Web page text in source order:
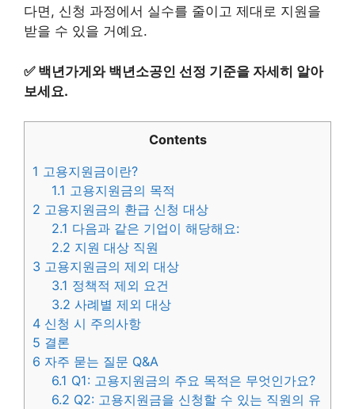
다면, 신청 과정에서 실수를 줄이고 제대로 지원을
받을 수 있을 거예요.
✅ 백년가게와 백년소공인 선정 기준을 자세히 알아
보세요.
Contents
1 고용지원금이란?
1.1 고용지원금의 목적
2 고용지원금의 환급 신청 대상
2.1 다음과 같은 기업이 해당해요:
2.2 지원 대상 직원
3 고용지원금의 제외 대상
3.1 정책적 제외 요건
3.2 사례별 제외 대상
4 신청 시 주의사항
5 결론
6 자주 묻는 질문 Q&A
6.1 Q1: 고용지원금의 주요 목적은 무엇인가요?
6.2 Q2: 고용지원금을 신청할 수 있는 직원의 유